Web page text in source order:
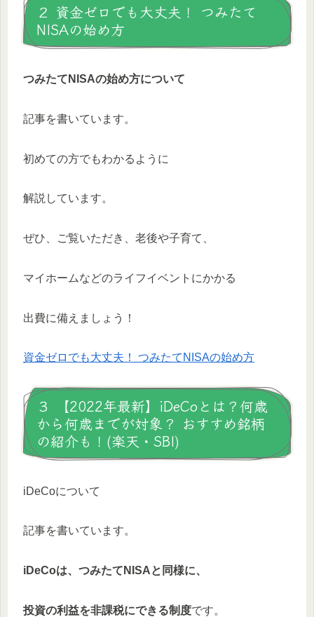
２ 資金ゼロでも大丈夫！ つみたて
NISAの始め方
つみたてNISAの始め方について
記事を書いています。
初めての方でもわかるように
解説しています。
ぜひ、ご覧いただき、老後や子育て、
マイホームなどのライフイベントにかかる
出費に備えましょう！
資金ゼロでも大丈夫！ つみたてNISAの始め方
３ 【2022年最新】iDeCoとは？何歳
から何歳までが対象？ おすすめ銘柄
の紹介も！(楽天・SBI)
iDeCoについて
記事を書いています。
iDeCoは、つみたてNISAと同様に、
投資の利益を非課税にできる制度です。